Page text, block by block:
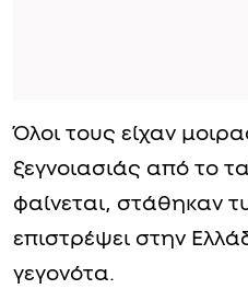
Όλοι τους είχαν
ξεγνοιασιάς από το
φαίνεται, στάθηκαν
επιστρέψει στην
γεγονότα.